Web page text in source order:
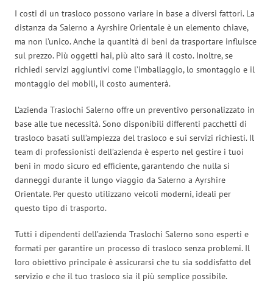
I costi di un trasloco possono variare in base a diversi fattori. La
distanza da Salerno a Ayrshire Orientale è un elemento chiave,
ma non l’unico. Anche la quantità di beni da trasportare influisce
sul prezzo. Più oggetti hai, più alto sarà il costo. Inoltre, se
richiedi servizi aggiuntivi come l’imballaggio, lo smontaggio e il
montaggio dei mobili, il costo aumenterà.
L’azienda Traslochi Salerno offre un preventivo personalizzato in
base alle tue necessità. Sono disponibili differenti pacchetti di
trasloco basati sull’ampiezza del trasloco e sui servizi richiesti. Il
team di professionisti dell’azienda è esperto nel gestire i tuoi
beni in modo sicuro ed efficiente, garantendo che nulla si
danneggi durante il lungo viaggio da Salerno a Ayrshire
Orientale. Per questo utilizzano veicoli moderni, ideali per
questo tipo di trasporto.
Tutti i dipendenti dell’azienda Traslochi Salerno sono esperti e
formati per garantire un processo di trasloco senza problemi. Il
loro obiettivo principale è assicurarsi che tu sia soddisfatto del
servizio e che il tuo trasloco sia il più semplice possibile.